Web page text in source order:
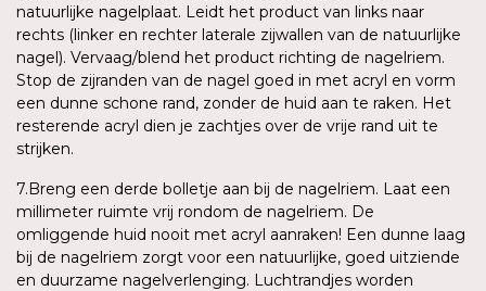
natuurlijke nagelplaat. Leidt het product van links naar
rechts (linker en rechter laterale zijwallen van de natuurlijke
nagel). Vervaag/blend het product richting de nagelriem.
Stop de zijranden van de nagel goed in met acryl en vorm
een dunne schone rand, zonder de huid aan te raken. Het
resterende acryl dien je zachtjes over de vrije rand uit te
strijken.
7.Breng een derde bolletje aan bij de nagelriem. Laat een
millimeter ruimte vrij rondom de nagelriem. De
omliggende huid nooit met acryl aanraken! Een dunne laag
bij de nagelriem zorgt voor een natuurlijke, goed uitziende
en duurzame nagelverlenging. Luchtrandjes worden